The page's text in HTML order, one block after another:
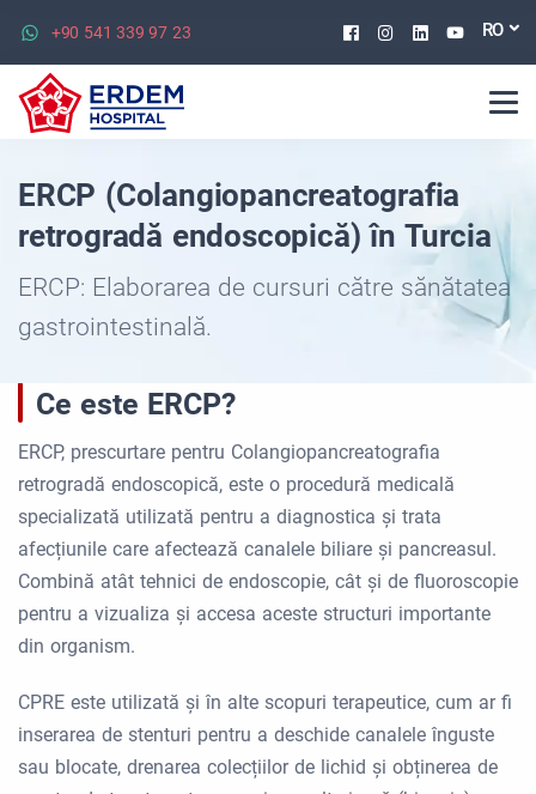
+90 541 339 97 23 Facebook
Instagram
Linkedin
RO
ERCP (Colangiopancreatografia
retrogradă endoscopică) în Turcia
ERCP: Elaborarea de cursuri către sănătatea
gastrointestinală.
Ce este ERCP?
ERCP, prescurtare pentru Colangiopancreatografia
retrogradă endoscopică, este o procedură medicală
specializată utilizată pentru a diagnostica și trata
afecțiunile care afectează canalele biliare și pancreasul.
Combină atât tehnici de endoscopie, cât și de fluoroscopie
pentru a vizualiza și accesa aceste structuri importante
din organism.
CPRE este utilizată și în alte scopuri terapeutice, cum ar fi
inserarea de stenturi pentru a deschide canalele înguste
sau blocate, drenarea colecțiilor de lichid și obținerea de